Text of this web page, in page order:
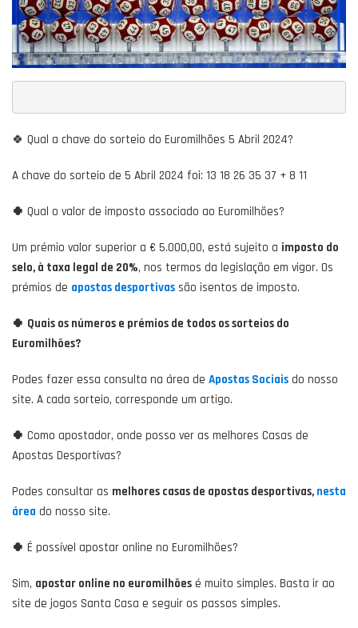
🍀 Qual a chave do sorteio do Euromilhões 5 Abril 2024?
A chave do sorteio de 5 Abril 2024 foi: 13 18 26 35 37 + 8 11
🍀 Qual o valor de imposto associado ao Euromilhões?
Um prémio valor superior a € 5.000,00, está sujeito a imposto do
selo, à taxa legal de 20%, nos termos da legislação em vigor. Os
prémios de apostas desportivas são isentos de imposto.
🍀 Quais os números e prémios de todos os sorteios do
Euromilhões?
Podes fazer essa consulta na área de Apostas Sociais do nosso
site. A cada sorteio, corresponde um artigo.
🍀 Como apostador, onde posso ver as melhores Casas de
Apostas Desportivas?
Podes consultar as melhores casas de apostas desportivas, nesta
área do nosso site.
🍀 É possível apostar online no Euromilhões?
Sim, apostar online no euromilhões é muito simples. Basta ir ao
site de jogos Santa Casa e seguir os passos simples.